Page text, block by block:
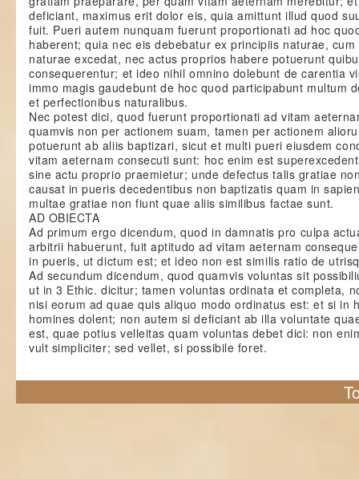
deficiant, maximus erit dolor eis, quia amittunt illud quod
fuit. Pueri autem nunquam fuerunt proportionati ad hoc
haberent; quia nec eis debebatur ex principiis naturae,
naturae excedat, nec actus proprios habere potuerunt
consequerentur; et ideo nihil omnino dolebunt de carentia
immo magis gaudebunt de hoc quod participabunt multum
et perfectionibus naturalibus.
Nec potest dici, quod fuerunt proportionati ad vitam
quamvis non per actionem suam, tamen per actionem
potuerunt ab aliis baptizari, sicut et multi pueri eiusdem
vitam aeternam consecuti sunt: hoc enim est
sine actu proprio praemietur; unde defectus talis gratiae
causat in pueris decedentibus non baptizatis quam in
multae gratiae non fiunt quae aliis similibus factae sunt.
AD OBIECTA
Ad primum ergo dicendum, quod in damnatis pro culpa
arbitrii habuerunt, fuit aptitudo ad vitam aeternam
in pueris, ut dictum est; et ideo non est similis ratio de
Ad secundum dicendum, quod quamvis voluntas sit
ut in 3 Ethic. dicitur; tamen voluntas ordinata et completa,
nisi eorum ad quae quis aliquo modo ordinatus est: et si in
homines dolent; non autem si deficiant ab illa voluntate
est, quae potius velleitas quam voluntas debet dici: non
vult simpliciter; sed vellet, si possibile foret.